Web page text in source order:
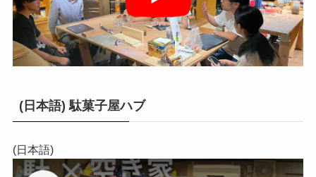
(日本語) 駄菓子屋ハブ
(日本語)